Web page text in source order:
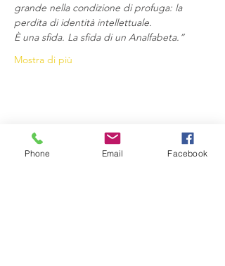
grande nella condizione di profuga: la
perdita di identità intellettuale.
È una sfida. La sfida di un Analfabeta.”
Mostra di più
Condividi questo evento
Phone Email Facebook